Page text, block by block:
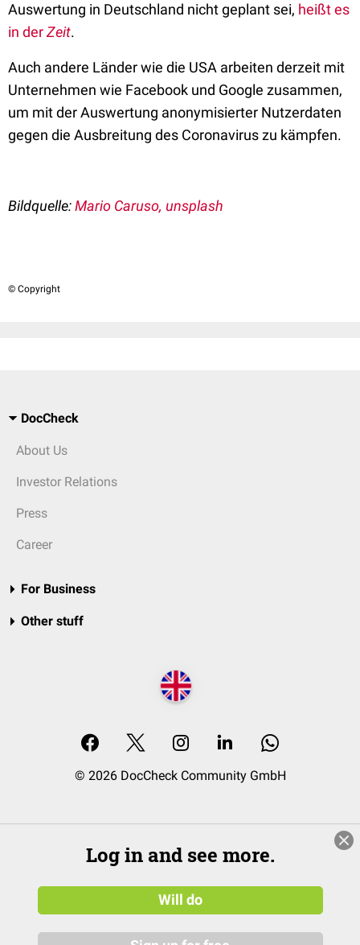
Auswertung in Deutschland nicht geplant sei, heißt es
in derZeit.
Auch andere Länder wie die USA arbeiten derzeit mit
Unternehmen wie Facebook und Google zusammen,
um mit der Auswertung anonymisierter Nutzerdaten
gegen die Ausbreitung des Coronavirus zu kämpfen.
Bildquelle:Mario Caruso, unsplash
© Copyright
DocCheck
About Us
Investor Relations
Press
Career
For Business
Other stuff
© 2026 DocCheck Community GmbH
Log in and see more.
Will do